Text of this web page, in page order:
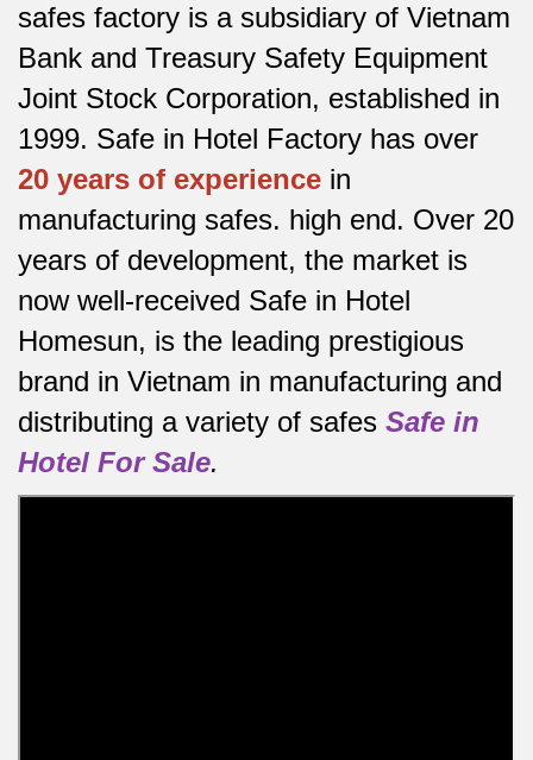
safes factory is a subsidiary of Vietnam
Bank and Treasury Safety Equipment
Joint Stock Corporation, established in
1999. Safe in Hotel Factory has over
20 years of experience in
manufacturing safes. high end. Over 20
years of development, the market is
now well-received Safe in Hotel
Homesun, is the leading prestigious
brand in Vietnam in manufacturing and
distributing a variety of safes Safe in
Hotel For Sale.